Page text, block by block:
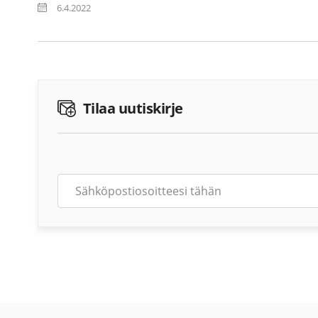
6.4.2022
Tilaa uutiskirje